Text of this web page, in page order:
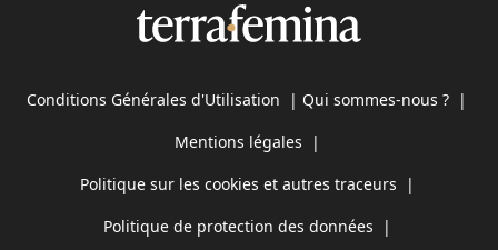
Conditions Générales d'Utilisation | Qui sommes-nous ? |
Mentions légales |
Politique sur les cookies et autres traceurs |
Politique de protection des données |